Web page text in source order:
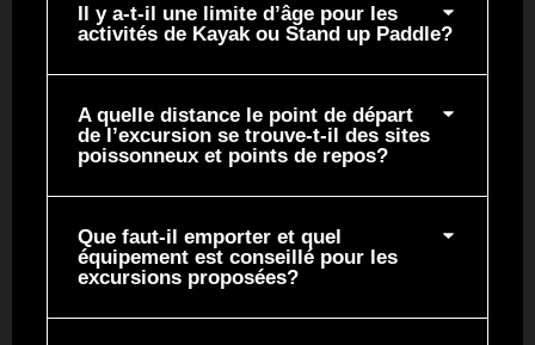
Il y a-t-il une limite d’âge pour les
activités de Kayak ou Stand up Paddle?
A quelle distance le point de départ
de l’excursion se trouve-t-il des sites
poissonneux et points de repos?
Que faut-il emporter et quel
équipement est conseillé pour les
excursions proposées?